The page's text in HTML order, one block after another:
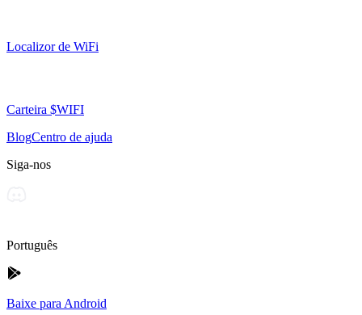
Localizor de WiFi
Carteira $WIFI
BlogCentro de ajuda
Siga-nos
Português
Baixe para Android